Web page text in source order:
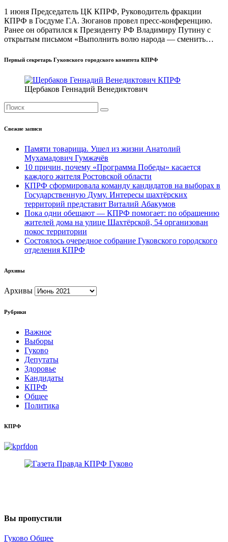
1 июня Председатель ЦК КПРФ, Руководитель фракции
КПРФ в Госдуме Г.А. Зюганов провел пресс-конференцию.
Ранее он обратился к Президенту РФ Владимиру Путину с
открытым письмом «Выполнить волю народа — сменить…
Первый секретарь Гуковского городского комитета КПРФ
Щербаков Геннадий Венедиктович
Свежие записи
Памяти товарища. Ушел из жизни Анатолий
Мухамадович Гумжачёв
10 причин, почему «Программа Победы» касается
каждого жителя Ростовской области
КПРФ сформировала команду кандидатов на выборах в
Государственную Думу. Интересы шахтёрских
территорий представит Виталий Абакумов
Пока одни обещают — КПРФ помогает: по обращению
жителей дома на улице Шахтёрской, 54 организован
покос территории
Состоялось очередное собрание Гуковского городского
отделения КПРФ
Архивы
Архивы
Рубрики
Важное
Выборы
Гуково
Депутаты
Здоровье
Кандидаты
КПРФ
Общее
Политика
КПРФ
Вы пропустили
Гуково Общее